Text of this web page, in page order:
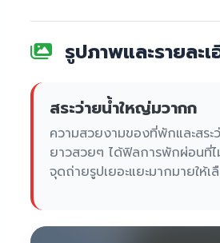
รูปภาพและรายละ
สระว่ายน้ำใหญ่มวากก
ความสวยงามของที่พักและสระ
ยาวสวยๆ ได้ฟิลการพักผ่อนที่ไ
จุดถ่ายรูปเยอะแยะมากมายให้เ